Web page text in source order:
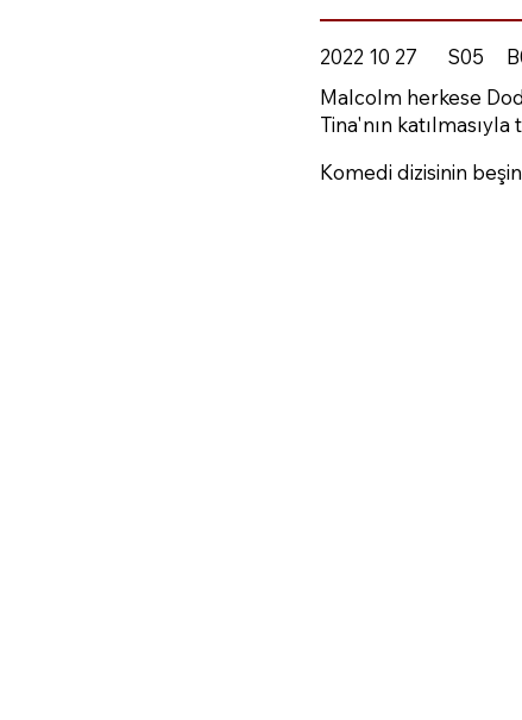
2022 10 27 S05
Malcolm herkese
Tina'nın katılmasıyla
Komedi dizisinin